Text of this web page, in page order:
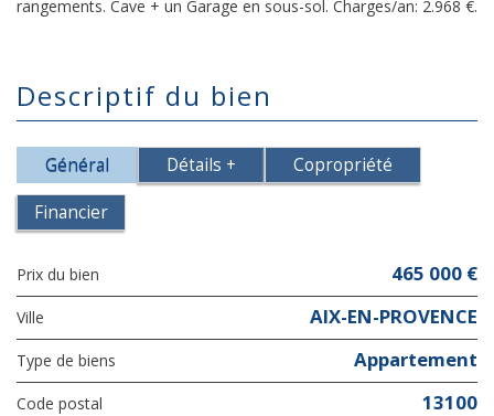
rangements. Cave + un Garage en sous-sol. Charges/an: 2.968 €.
descriptif du bien
Général Détails + Copropriété
Financier
Prix du bien 465 000 €
Ville AIX-EN-PROVENCE
Type de biens Appartement
Code postal 13100